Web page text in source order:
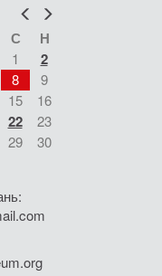
Попер
С Н
1 2
8
9
15
16
22
23
29
30